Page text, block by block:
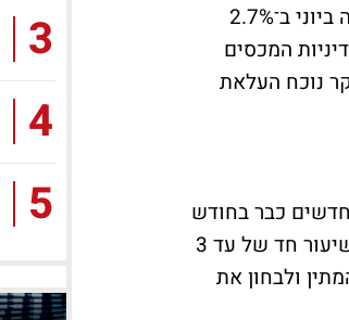
נתוני האינפלציה שפורסמו בארה"ב מעידים על שינוי מגמה: מדד המחירים לצרכן עלה ביוני ב־2.7%
ראשון לכך שמדיניות המכסים
נוכח העלאת
כבר בחודש
הבא, הוא גם מגביר את הלחץ על יו"ר הפדרל ריזרב ג'רום פאוול להוריד את הריבית בשיעור חד של עד 3
ולבחון את
3
4
5